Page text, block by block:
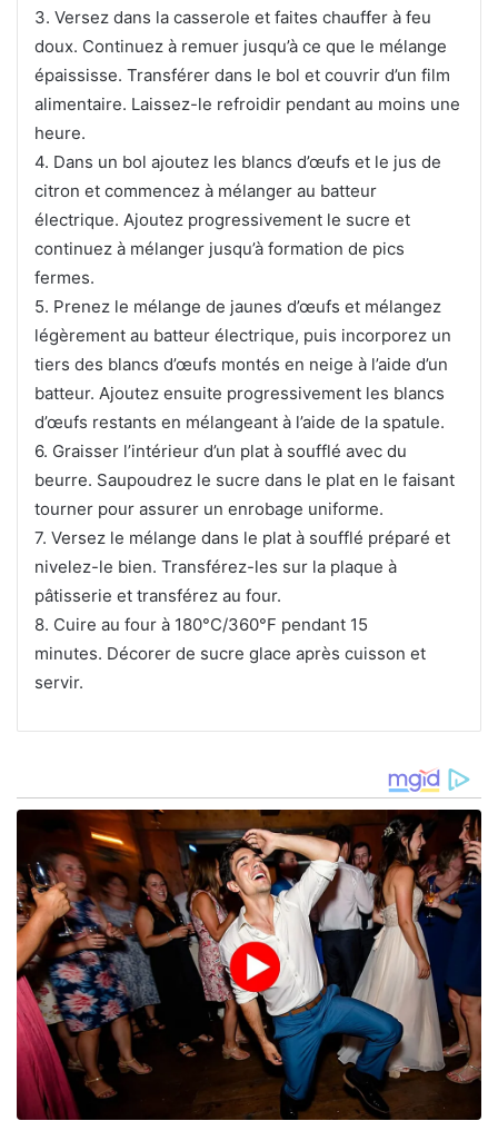
3. Versez dans la casserole et faites chauffer à feu
doux. Continuez à remuer jusqu’à ce que le mélange
épaississe. Transférer dans le bol et couvrir d’un film
alimentaire. Laissez-le refroidir pendant au moins une
heure.
4. Dans un bol ajoutez les blancs d’œufs et le jus de
citron et commencez à mélanger au batteur
électrique. Ajoutez progressivement le sucre et
continuez à mélanger jusqu’à formation de pics
fermes.
5. Prenez le mélange de jaunes d’œufs et mélangez
légèrement au batteur électrique, puis incorporez un
tiers des blancs d’œufs montés en neige à l’aide d’un
batteur. Ajoutez ensuite progressivement les blancs
d’œufs restants en mélangeant à l’aide de la spatule.
6. Graisser l’intérieur d’un plat à soufflé avec du
beurre. Saupoudrez le sucre dans le plat en le faisant
tourner pour assurer un enrobage uniforme.
7. Versez le mélange dans le plat à soufflé préparé et
nivelez-le bien. Transférez-les sur la plaque à
pâtisserie et transférez au four.
8. Cuire au four à 180°C/360°F pendant 15
minutes. Décorer de sucre glace après cuisson et
servir.